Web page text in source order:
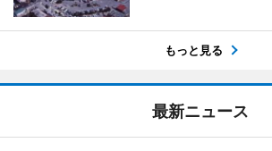
もっと見る
最新ニュース